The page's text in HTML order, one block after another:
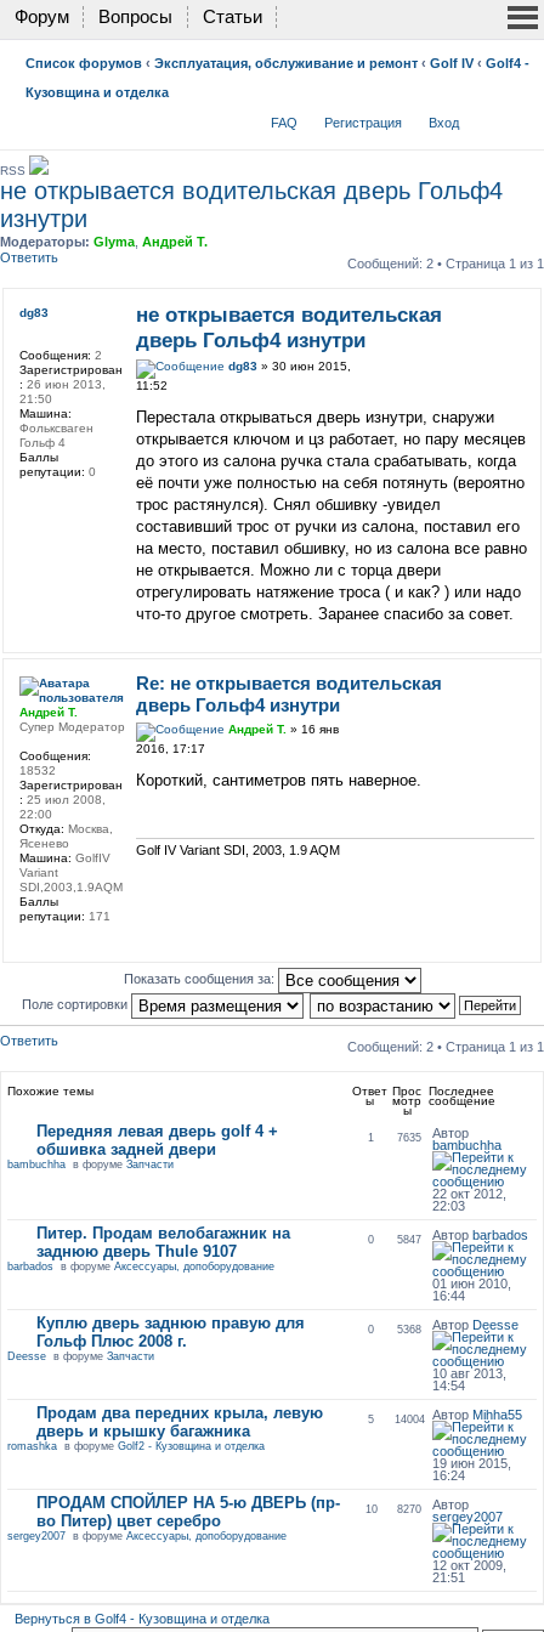
Форум Вопросы Статьи
Список форумов ‹ Эксплуатация, обслуживание и ремонт ‹ Golf IV ‹ Golf4 -
Кузовщина и отделка
FAQ Регистрация Вход
RSS
не открывается водительская дверь Гольф4
изнутри
Модераторы: Glyma Андрей Т.
Ответить
Сообщений: 2 • Страница 1 из 1
не открывается водительская
дверь Гольф4 изнутри
dg83» 30 июн 2015,
11:52
Перестала открываться дверь изнутри, снаружи
открывается ключом и цз работает, но пару месяцев
до этого из салона ручка стала срабатывать, когда
её почти уже полностью на себя потянуть (вероятно
трос растянулся). Снял обшивку -увидел
составивший трос от ручки из салона, поставил его
на место, поставил обшивку, но из салона все равно
не открывается. Можно ли с торца двери
отрегулировать натяжение троса ( и как? ) или надо
что-то другое смотреть. Заранее спасибо за совет.
dg83
Сообщения: 2
Зарегистрирован
: 26 июн 2013,
21:50
Машина:
Фольксваген
Гольф 4
Баллы
репутации: 0
Re: не открывается водительская
дверь Гольф4 изнутри
Андрей Т. » 16 янв
2016, 17:17
Короткий, сантиметров пять наверное.
Golf IV Variant SDI, 2003, 1.9 AQM
Андрей Т.
Супер Модератор
Сообщения:
18532
Зарегистрирован
: 25 июл 2008,
22:00
Откуда: Москва,
Ясенево
Машина: GolfIV
Variant
SDI,2003,1.9AQM
Баллы
репутации: 171
Показать сообщения за:
Поле сортировки
Ответить Сообщений: 2 • Страница 1 из 1
Похожие темы Ответ
ы
Прос
мотр
ы
Последнее
сообщение
Передняя левая дверь golf 4 +
обшивка задней двери
bambuchhaв форуме Запчасти
1 7635
Автор
bambuchha
22 окт 2012,
22:03
Питер. Продам велобагажник на
заднюю дверь Thule 9107
barbadosв форуме Аксессуары, допоборудование
0 5847 Авторbarbados
01 июн 2010,
16:44
Куплю дверь заднюю правую для
Гольф Плюс 2008 г.
Deesseв форуме Запчасти
0 5368 Автор Deesse
10 авг 2013,
14:54
Продам два передних крыла, левую
дверь и крышку багажника
romashkaв форуме Golf2 - Кузовщина и отделка
5 14004 Автор Mihha55
19 июн 2015,
16:24
ПРОДАМ СПОЙЛЕР НА 5-ю ДВЕРЬ (пр-
во Питер) цвет серебро
sergey2007в форуме Аксессуары, допоборудование
10 8270
Автор
sergey2007
12 окт 2009,
21:51
Вернуться в Golf4 - Кузовщина и отделка